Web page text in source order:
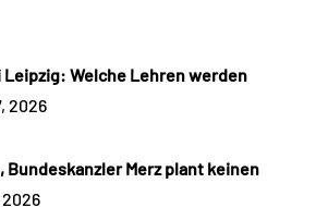
Welche Lehren werden
2026
Bundeskanzler Merz plant keinen